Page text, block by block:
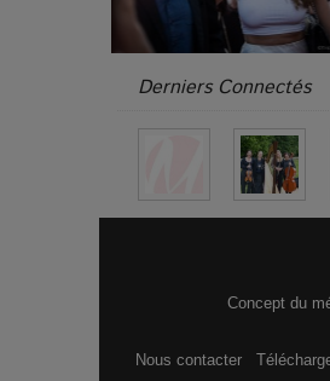
Derniers Connectés
Concept du
Nous contacter